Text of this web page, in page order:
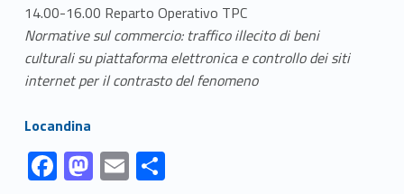
14.00-16.00 Reparto Operativo TPC
Normative sul commercio: traffico illecito di beni
culturalisu piattaforma elettronica e controllo dei siti
internet per il contrasto del fenomeno
Link identifier #identifier__31846-1Locandina
Link identifier #identifier__109225-1
F
Link identifier #identifier__189671-2 M
Link identifier #identifier__163052-3 E
Link identifier #identifier__82817-4 S